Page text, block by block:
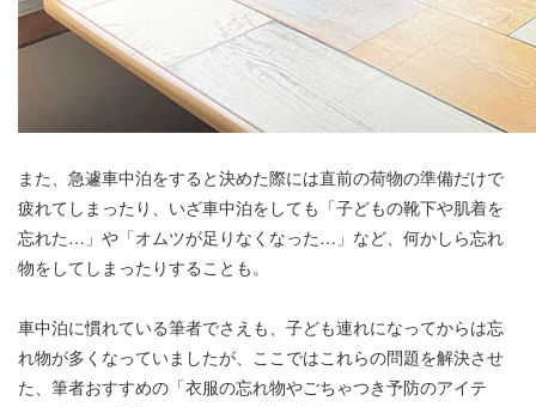
また、急遽車中泊をすると決めた際には直前の荷物の準備だけで
疲れてしまったり、いざ車中泊をしても「子どもの靴下や肌着を
忘れた…」や「オムツが足りなくなった…」など、何かしら忘れ
物をしてしまったりすることも。
車中泊に慣れている筆者でさえも、子ども連れになってからは忘
れ物が多くなっていましたが、ここではこれらの問題を解決させ
た、筆者おすすめの「衣服の忘れ物やごちゃつき予防のアイテ